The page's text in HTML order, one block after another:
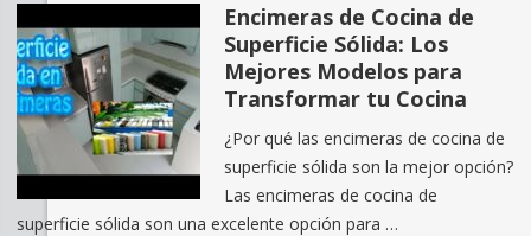
Encimeras de Cocina de
Superficie Sólida: Los
Mejores Modelos para
Transformar tu Cocina
¿Por qué las encimeras de cocina de
superficie sólida son la mejor opción?
Las encimeras de cocina de
superficie sólida son una excelente opción para …